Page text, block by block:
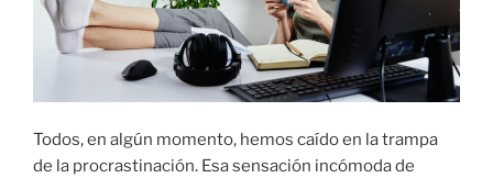
Todos, en algún momento, hemos caído en la trampa
de la procrastinación. Esa sensación incómoda de